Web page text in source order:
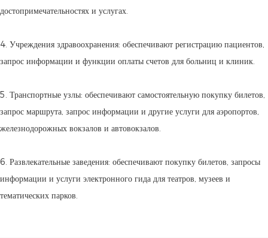
достопримечательностях и услугах.
4. Учреждения здравоохранения: обеспечивают регистрацию пациентов,
запрос информации и функции оплаты счетов для больниц и клиник.
5. Транспортные узлы: обеспечивают самостоятельную покупку билетов,
запрос маршрута, запрос информации и другие услуги для аэропортов,
железнодорожных вокзалов и автовокзалов.
6. Развлекательные заведения: обеспечивают покупку билетов, запросы
информации и услуги электронного гида для театров, музеев и
тематических парков.